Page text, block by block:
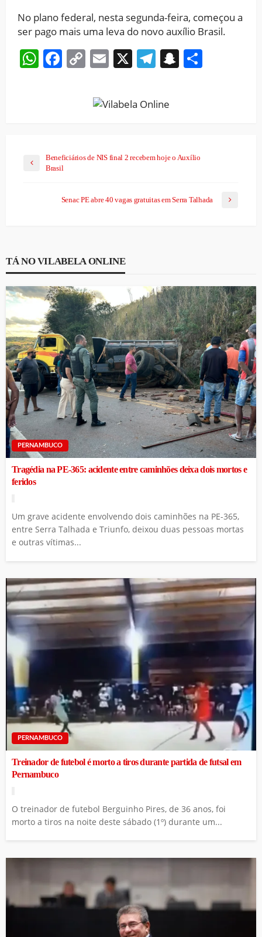
No plano federal, nesta segunda-feira, começou a
ser pago mais uma leva do novo auxílio Brasil.
WhatsApp
Facebook
CopyEmail
X Telegram
Snapchat
Beneficiários de NIS final 2 recebem hoje o Auxílio
Brasil
Senac PE abre 40 vagas gratuitas em Serra Talhada
TÁ NO VILABELA ONLINE
PERNAMBUCO
Tragédia na PE-365: acidente entre caminhões deixa dois mortos e
feridos
Um grave acidente envolvendo dois caminhões na PE-365,
entre Serra Talhada e Triunfo, deixou duas pessoas mortas
e outras vítimas...
PERNAMBUCO
Treinador de futebol é morto a tiros durante partida de futsal em
Pernambuco
O treinador de futebol Berguinho Pires, de 36 anos, foi
morto a tiros na noite deste sábado (1º) durante um...